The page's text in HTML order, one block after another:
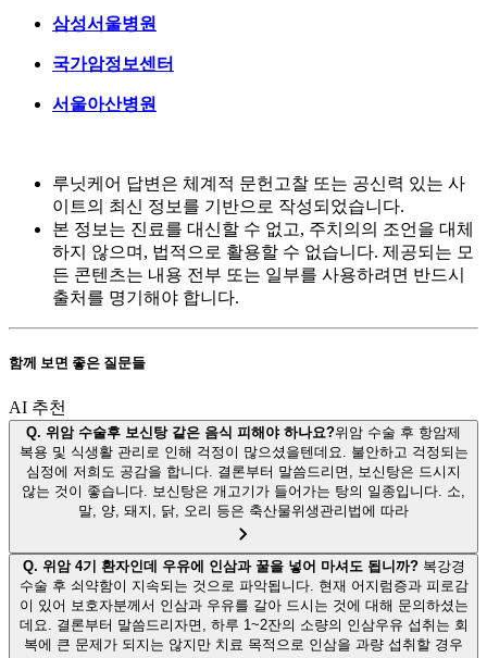
삼성서울병원
국가암정보센터
서울아산병원
루닛케어 답변은 체계적 문헌고찰 또는 공신력 있는 사
이트의 최신 정보를 기반으로 작성되었습니다.
본 정보는 진료를 대신할 수 없고, 주치의의 조언을 대체
하지 않으며, 법적으로 활용할 수 없습니다. 제공되는 모
든 콘텐츠는 내용 전부 또는 일부를 사용하려면 반드시
출처를 명기해야 합니다.
함께 보면 좋은 질문들
AI 추천
Q. 위암 수술후 보신탕 같은 음식 피해야 하나요?위암 수술 후 항암제
복용 및 식생활 관리로 인해 걱정이 많으셨을텐데요. 불안하고 걱정되는
심정에 저희도 공감을 합니다. 결론부터 말씀드리면, 보신탕은 드시지
않는 것이 좋습니다. 보신탕은 개고기가 들어가는 탕의 일종입니다. 소,
말, 양, 돼지, 닭, 오리 등은 축산물위생관리법에 따라
Q. 위암 4기 환자인데 우유에 인삼과 꿀을 넣어 마셔도 됩니까?복강경
수술 후 쇠약함이 지속되는 것으로 파악됩니다. 현재 어지럼증과 피로감
이 있어 보호자분께서 인삼과 우유를 갈아 드시는 것에 대해 문의하셨는
데요. 결론부터 말씀드리자면, 하루 1~2잔의 소량의 인삼우유 섭취는 회
복에 큰 문제가 되지는 않지만 치료 목적으로 인삼을 과량 섭취할 경우